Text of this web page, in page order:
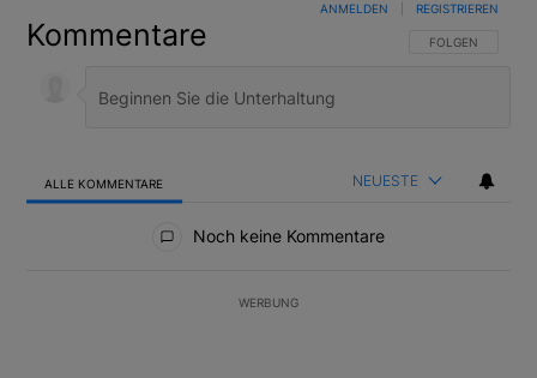
Kommentare FOLGE DIESER
FOLGEN
ANMELDEN REGISTRIEREN
ALLE KOMMENTARE NEUESTE
Noch keine Kommentare
WERBUNG